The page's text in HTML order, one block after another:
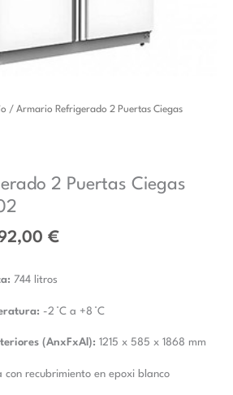
/ Armario Refrigerado 2 Puertas Ciegas
2 Puertas Ciegas
€.
€
El
1.292,00 €.
744 litros
-2 °C a +8 °C
(AnxFxAl): 1215 x 585 x 1868 mm
con recubrimiento en epoxi blanco